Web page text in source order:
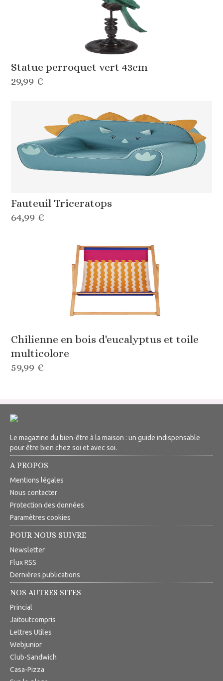
Statue perroquet vert 43cm
29,99 €
Fauteuil Triceratops
64,99 €
Chilienne en bois d'eucalyptus et toile
multicolore
59,99 €
Le magazine du bien-être à la maison : un guide indispensable
pour être bien chez soi et avec soi.
A PROPOS
Mentions légales
Nous contacter
Protection des données
Paramètres cookies
POUR NOUS SUIVRE
Newsletter
Flux RSS
Dernières publications
NOS AUTRES SITES
Princial
Jaitoutcompris
Lettres Utiles
Webjunior
Club-Sandwich
Casa-Pizza